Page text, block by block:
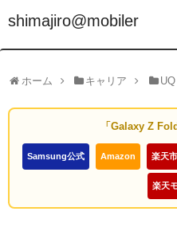
shimajiro@mobiler
ホーム キャリア
「Galaxy Z
Samsung公式 Amazon 楽天
楽天